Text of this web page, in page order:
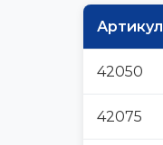
Артикул
42050
42075